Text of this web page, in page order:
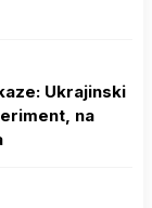
Ukrajinski
na